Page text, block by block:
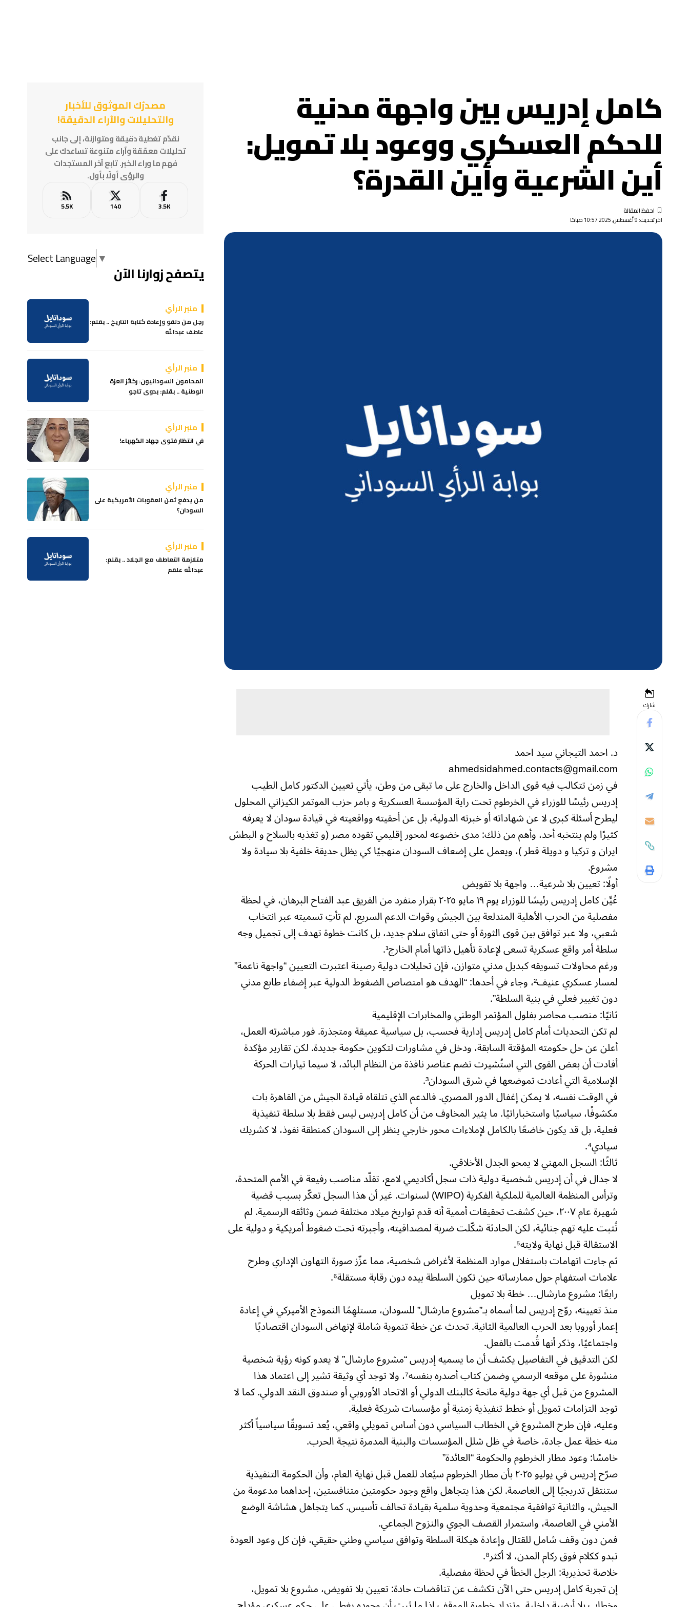
كامل إدريس بين واجهة مدنية
للحكم العسكري ووعود بلا تمويل:
أين الشرعية وأين القدرة؟
اخر تحديث: 9 أغسطس, 2025 10:57 صباحًا
شارك
د. احمد التيجاني سيد احمد
ahmedsidahmed.contacts@gmail.com
في زمن تتكالب فيه قوى الداخل والخارج على ما تبقى من وطن، يأتي تعيين الدكتور كامل الطيب
إدريس رئيسًا للوزراء في الخرطوم تحت راية المؤسسة العسكرية و بامر حزب الموتمر الكيزاني المحلول
ليطرح أسئلة كبرى لا عن شهاداته أو خبرته الدولية، بل عن أحقيته وواقعيته في قيادة سودان لا يعرفه
كثيرًا ولم ينتخبه أحد، وأهم من ذلك: مدى خضوعه لمحور إقليمي تقوده مصر (و تغذيه بالسلاح و البطش
ايران و تركيا و دويلة قطر )، ويعمل على إضعاف السودان منهجيًا كي يظل حديقة خلفية بلا سيادة ولا
مشروع.
أولًا: تعيين بلا شرعية… واجهة بلا تفويض
عُيِّن كامل إدريس رئيسًا للوزراء يوم ١٩ مايو ٢٠٢٥ بقرار منفرد من الفريق عبد الفتاح البرهان، في لحظة
مفصلية من الحرب الأهلية المندلعة بين الجيش وقوات الدعم السريع. لم تأتِ تسميته عبر انتخاب
شعبي، ولا عبر توافق بين قوى الثورة أو حتى اتفاق سلام جديد، بل كانت خطوة تهدف إلى تجميل وجه
سلطة أمر واقع عسكرية تسعى لإعادة تأهيل ذاتها أمام الخارج¹.
ورغم محاولات تسويقه كبديل مدني متوازن، فإن تحليلات دولية رصينة اعتبرت التعيين “واجهة ناعمة”
لمسار عسكري عنيف²، وجاء في أحدها: “الهدف هو امتصاص الضغوط الدولية عبر إضفاء طابع مدني
دون تغيير فعلي في بنية السلطة”.
ثانيًا: منصب محاصر بفلول المؤتمر الوطني والمخابرات الإقليمية
لم تكن التحديات أمام كامل إدريس إدارية فحسب، بل سياسية عميقة ومتجذرة. فور مباشرته العمل،
أعلن عن حل حكومته المؤقتة السابقة، ودخل في مشاورات لتكوين حكومة جديدة. لكن تقارير مؤكدة
أفادت أن بعض القوى التي استُشيرت تضم عناصر نافذة من النظام البائد، لا سيما تيارات الحركة
الإسلامية التي أعادت تموضعها في شرق السودان³.
في الوقت نفسه، لا يمكن إغفال الدور المصري. فالدعم الذي تتلقاه قيادة الجيش من القاهرة بات
مكشوفًا، سياسيًا واستخباراتيًا. ما يثير المخاوف من أن كامل إدريس ليس فقط بلا سلطة تنفيذية
فعلية، بل قد يكون خاضعًا بالكامل لإملاءات محور خارجي ينظر إلى السودان كمنطقة نفوذ، لا كشريك
سيادي⁴.
ثالثًا: السجل المهني لا يمحو الجدل الأخلاقي.
لا جدال في أن إدريس شخصية دولية ذات سجل أكاديمي لامع، تقلّد مناصب رفيعة في الأمم المتحدة،
وترأس المنظمة العالمية للملكية الفكرية (WIPO) لسنوات. غير أن هذا السجل تعكّر بسبب قضية
شهيرة عام ٢٠٠٧، حين كشفت تحقيقات أممية أنه قدم تواريخ ميلاد مختلفة ضمن وثائقه الرسمية. لم
تُثبت عليه تهم جنائية، لكن الحادثة شكّلت ضربة لمصداقيته، وأجبرته تحت ضغوط أمريكية و دولية على
الاستقالة قبل نهاية ولايته⁵.
ثم جاءت اتهامات باستغلال موارد المنظمة لأغراض شخصية، مما عزّز صورة التهاون الإداري وطرح
علامات استفهام حول ممارساته حين تكون السلطة بيده دون رقابة مستقلة⁶.
رابعًا: مشروع مارشال… خطة بلا تمويل
منذ تعيينه، روّج إدريس لما أسماه بـ”مشروع مارشال” للسودان، مستلهِمًا النموذج الأميركي في إعادة
إعمار أوروبا بعد الحرب العالمية الثانية. تحدث عن خطة تنموية شاملة لإنهاض السودان اقتصاديًا
واجتماعيًا، وذكر أنها قُدمت بالفعل.
لكن التدقيق في التفاصيل يكشف أن ما يسميه إدريس “مشروع مارشال” لا يعدو كونه رؤية شخصية
منشورة على موقعه الرسمي وضمن كتاب أصدره بنفسه⁷، ولا توجد أي وثيقة تشير إلى اعتماد هذا
المشروع من قبل أي جهة دولية مانحة كالبنك الدولي أو الاتحاد الأوروبي أو صندوق النقد الدولي. كما لا
توجد التزامات تمويل أو خطط تنفيذية زمنية أو مؤسسات شريكة فعلية.
وعليه، فإن طرح المشروع في الخطاب السياسي دون أساس تمويلي واقعي، يُعد تسويقًا سياسياً أكثر
منه خطة عمل جادة، خاصة في ظل شلل المؤسسات والبنية المدمرة نتيجة الحرب.
خامسًا: وعود مطار الخرطوم والحكومة “العائدة”
صرّح إدريس في يوليو ٢٠٢٥ بأن مطار الخرطوم سيُعاد للعمل قبل نهاية العام، وأن الحكومة التنفيذية
ستنتقل تدريجيًا إلى العاصمة. لكن هذا يتجاهل واقع وجود حكومتين متنافستين، إحداهما مدعومة من
الجيش، والثانية توافقية مجتمعية وحدوية سلمية بقيادة تحالف تأسيس. كما يتجاهل هشاشة الوضع
الأمني في العاصمة، واستمرار القصف الجوي والنزوح الجماعي.
فمن دون وقف شامل للقتال وإعادة هيكلة السلطة وتوافق سياسي وطني حقيقي، فإن كل وعود العودة
تبدو ككلام فوق ركام المدن، لا أكثر⁸.
خلاصة تحذيرية: الرجل الخطأ في لحظة مفصلية.
إن تجربة كامل إدريس حتى الآن تكشف عن تناقضات حادة: تعيين بلا تفويض، مشروع بلا تمويل،
مصدرُك الموثوق للأخبار
والتحليلات والآراء الدقيقة!
نقدّم تغطية دقيقة ومتوازنة، إلى جانب
تحليلات معمّقة وآراء متنوعة تساعدك على
فهم ما وراء الخبر. تابع آخر المستجدات
والرؤى أولًا بأول.
3.5K
140
5.5K
Select Language ▼
يتصفح زوارنا الآن
منبر الرأي
رجل من دلقو وإعادة كتابة التاريخ .. بقلم:
عاطف عبدالله
منبر الرأي
المحامون السودانيون: ركائز العزة
الوطنية .. بقلم: بدوى تاجو
منبر الرأي
في انتظار فتوى جهاد الكهرباء!
منبر الرأي
من يدفع ثمن العقوبات الأمريكية على
السودان؟
منبر الرأي
متلازمة التعاطف مع الجلاد .. بقلم:
عبدالله علقم